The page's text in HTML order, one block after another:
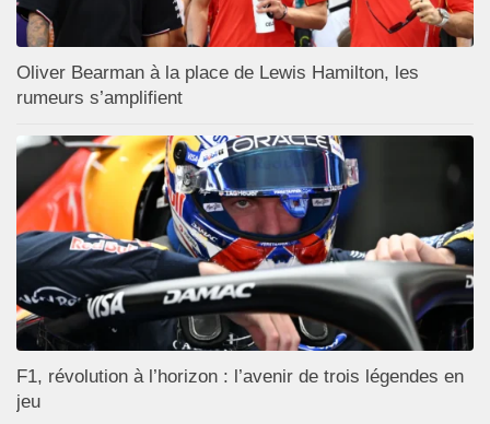
Oliver Bearman à la place de Lewis Hamilton, les
rumeurs s’amplifient
F1, révolution à l’horizon : l’avenir de trois légendes en
jeu